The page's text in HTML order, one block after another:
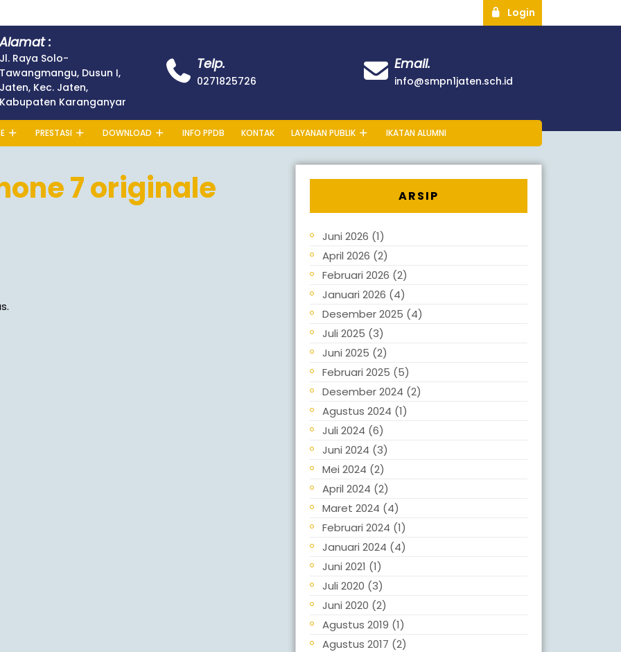
Login
:
Jl. Raya Solo-
Tawangmangu, Dusun I,
Jaten, Kec. Jaten,
Kabupaten Karanganyar
Telp.
0271825726
Email.
info@smpn1jaten.sch.id
PRESTASI DOWNLOAD INFO PPDB KONTAK LAYANAN PUBLIK IKATAN ALUMNI
7 originale
ARSIP
Juni 2026 (1)
April 2026 (2)
Februari 2026 (2)
Januari 2026 (4)
Desember 2025 (4)
Juli 2025 (3)
Juni 2025 (2)
Februari 2025 (5)
Desember 2024 (2)
Agustus 2024 (1)
Juli 2024 (6)
Juni 2024 (3)
Mei 2024 (2)
April 2024 (2)
Maret 2024 (4)
Februari 2024 (1)
Januari 2024 (4)
Juni 2021 (1)
Juli 2020 (3)
Juni 2020 (2)
Agustus 2019 (1)
Agustus 2017 (2)